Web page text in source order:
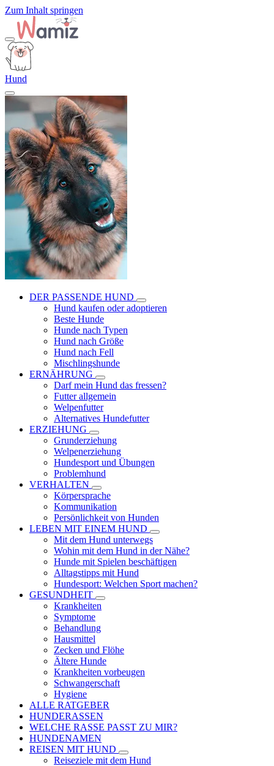
Zum Inhalt springen
Hund
DER PASSENDE HUND
Hund kaufen oder adoptieren
Beste Hunde
Hunde nach Typen
Hund nach Größe
Hund nach Fell
Mischlingshunde
ERNÄHRUNG
Darf mein Hund das fressen?
Futter allgemein
Welpenfutter
Alternatives Hundefutter
ERZIEHUNG
Grunderziehung
Welpenerziehung
Hundesport und Übungen
Problemhund
VERHALTEN
Körpersprache
Kommunikation
Persönlichkeit von Hunden
LEBEN MIT EINEM HUND
Mit dem Hund unterwegs
Wohin mit dem Hund in der Nähe?
Hunde mit Spielen beschäftigen
Alltagstipps mit Hund
Hundesport: Welchen Sport machen?
GESUNDHEIT
Krankheiten
Symptome
Behandlung
Hausmittel
Zecken und Flöhe
Ältere Hunde
Krankheiten vorbeugen
Schwangerschaft
Hygiene
ALLE RATGEBER
HUNDERASSEN
WELCHE RASSE PASST ZU MIR?
HUNDENAMEN
REISEN MIT HUND
Reiseziele mit dem Hund